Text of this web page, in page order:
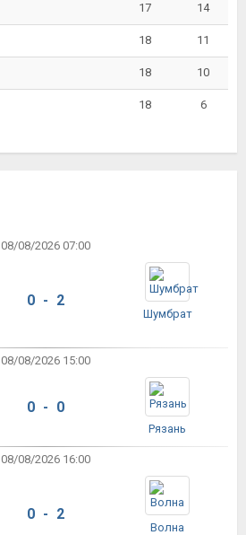
17 14
18 11
18 10
18 6
08/08/2026 07:00
0 - 2
Шумбрат
08/08/2026 15:00
0 - 0
Рязань
08/08/2026 16:00
0 - 2
Волна